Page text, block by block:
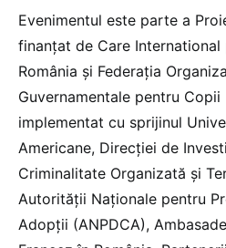
Evenimentul este parte a
finanțat de Care International
România și Federația
Guvernamentale pentru Copii
implementat cu sprijinul
Americane, Direcției de
Criminalitate Organizată și
Autorității Naționale pentru
Adopții (ANPDCA),